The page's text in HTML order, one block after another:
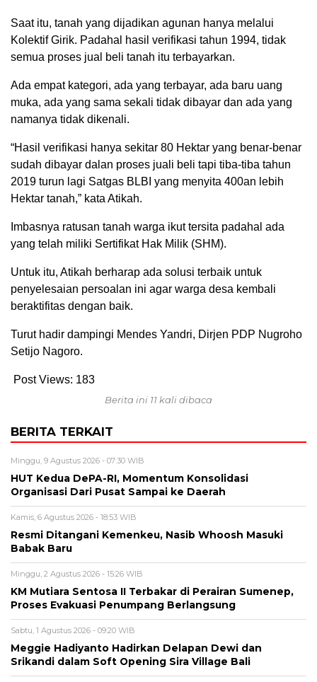
Saat itu, tanah yang dijadikan agunan hanya melalui
Kolektif Girik. Padahal hasil verifikasi tahun 1994, tidak
semua proses jual beli tanah itu terbayarkan.
Ada empat kategori, ada yang terbayar, ada baru uang
muka, ada yang sama sekali tidak dibayar dan ada yang
namanya tidak dikenali.
“Hasil verifikasi hanya sekitar 80 Hektar yang benar-benar
sudah dibayar dalan proses juali beli tapi tiba-tiba tahun
2019 turun lagi Satgas BLBI yang menyita 400an lebih
Hektar tanah,” kata Atikah.
Imbasnya ratusan tanah warga ikut tersita padahal ada
yang telah miliki Sertifikat Hak Milik (SHM).
Untuk itu, Atikah berharap ada solusi terbaik untuk
penyelesaian persoalan ini agar warga desa kembali
beraktifitas dengan baik.
Turut hadir dampingi Mendes Yandri, Dirjen PDP Nugroho
Setijo Nagoro.
Post Views: 183
Berita ini 11 kali dibaca
BERITA TERKAIT
Minggu, 9 Agustus 2026 - 07:30 WIB
HUT Kedua DePA-RI, Momentum Konsolidasi
Organisasi Dari Pusat Sampai ke Daerah
Kamis, 6 Agustus 2026 - 18:53 WIB
Resmi Ditangani Kemenkeu, Nasib Whoosh Masuki
Babak Baru
Minggu, 2 Agustus 2026 - 15:26 WIB
KM Mutiara Sentosa II Terbakar di Perairan Sumenep,
Proses Evakuasi Penumpang Berlangsung
Sabtu, 1 Agustus 2026 - 09:20 WIB
Meggie Hadiyanto Hadirkan Delapan Dewi dan
Srikandi dalam Soft Opening Sira Village Bali